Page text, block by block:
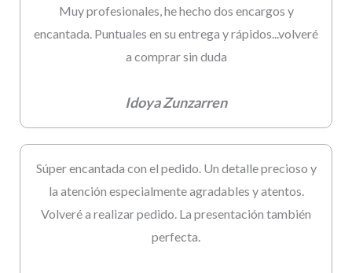
Muy profesionales, he hecho dos encargos y
encantada. Puntuales en su entrega y rápidos...volveré
a comprar sin duda
Idoya Zunzarren
Súper encantada con el pedido. Un detalle precioso y
la atención especialmente agradables y atentos.
Volveré a realizar pedido. La presentación también
perfecta.